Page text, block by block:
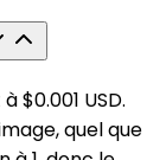
$0.001 USD.
quel que